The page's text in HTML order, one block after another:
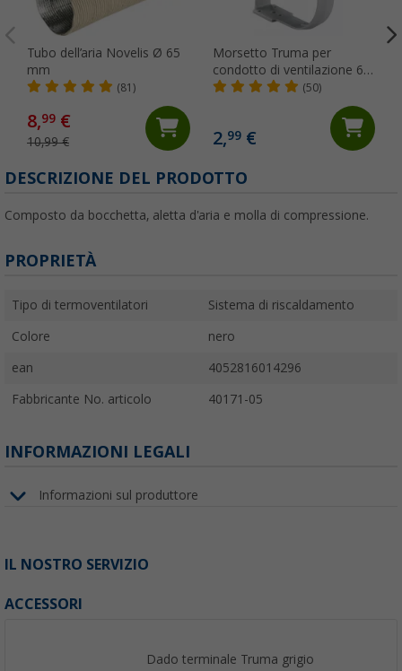
Tubo dell’aria Novelis Ø 65
mm
(81)
8,99 €
10,99 €
Morsetto Truma per
condotto di ventilazione 65
mm per tubi aria fredda
(50)
2,99€
DESCRIZIONE DEL PRODOTTO
Composto da bocchetta, aletta d'aria e molla di compressione.
PROPRIETÀ
Tipo di termoventilatori Sistema di riscaldamento
Colore nero
ean 4052816014296
Fabbricante No. articolo 40171-05
INFORMAZIONI LEGALI
Informazioni sul produttore
IL NOSTRO SERVIZIO
ACCESSORI
Dado terminale Truma grigio